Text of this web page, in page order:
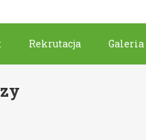
Rekrutacja Galeria